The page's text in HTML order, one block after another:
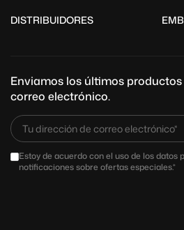
DISTRIBUIDORES
Enviamos los últimos
correo electrónico.
Estoy de acuerdo con el uso de los
notificaciones sobre ofertas especiales.*